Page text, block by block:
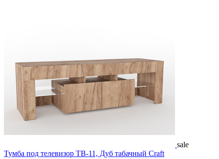
sale
Тумба под телевизор ТВ-11, Дуб табачный Craft